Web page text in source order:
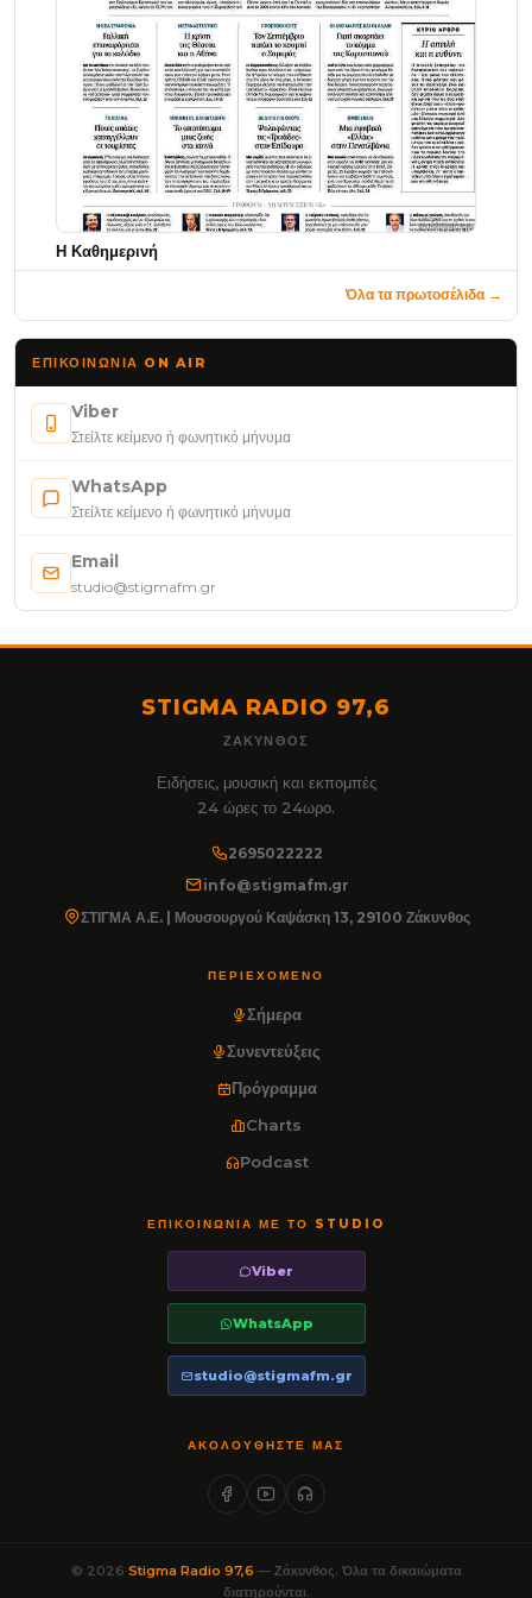
Η Καθημερινή
Όλα τα πρωτοσέλιδα →
ΕΠΙΚΟΙΝΩΝΊΑ ON AIR
Viber
Στείλτε κείμενο ή φωνητικό μήνυμα
WhatsApp
Στείλτε κείμενο ή φωνητικό μήνυμα
Email
studio@stigmafm.gr
STIGMA RADIO 97,6
ΖΆΚΥΝΘΟΣ
Ειδήσεις, μουσική και εκπομπές
24 ώρες το 24ωρο.
2695022222
info@stigmafm.gr
ΣΤΙΓΜΑ Α.Ε. | Μουσουργού Καψάσκη 13, 29100 Ζάκυνθος
ΠΕΡΙΕΧΌΜΕΝΟ
Σήμερα
Συνεντεύξεις
Πρόγραμμα
Charts
Podcast
ΕΠΙΚΟΙΝΩΝΊΑ ΜΕ ΤΟ STUDIO
Viber
WhatsApp
studio@stigmafm.gr
ΑΚΟΛΟΥΘΉΣΤΕ ΜΑΣ
© 2026 Stigma Radio 97,6 — Ζάκυνθος. Όλα τα δικαιώματα
διατηρούνται.